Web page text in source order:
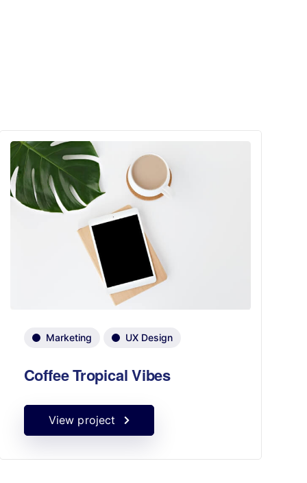
Marketing UX Design
Coffee Tropical Vibes
View project